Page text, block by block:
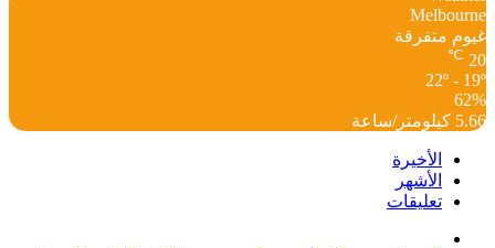
Melbourne
غيوم متفرقة
20
℃
22º - 19º
62%
5.66 كيلومتر/ساعة
الأخيرة
الأشهر
تعليقات